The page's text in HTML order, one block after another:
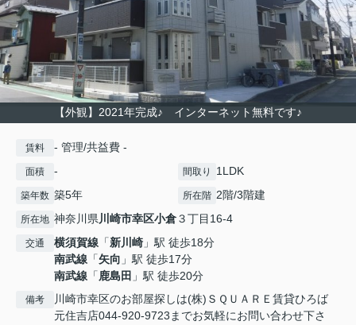
【外観】2021年完成♪ インターネット無料です♪
賃料 - 管理/共益費 -
面積 - 間取り 1LDK
築年数 築5年 所在階 2階/3階建
所在地 神奈川県川崎市幸区小倉３丁目16-4
交通 横須賀線 「新川崎 」駅 徒歩18分
南武線 「矢向 」駅 徒歩17分
南武線 「鹿島田 」駅 徒歩20分
備考
川崎市幸区のお部屋探しは(株)ＳＱＵＡＲＥ賃貸ひろば
元住吉店044-920-9723までお気軽にお問い合わせ下さ